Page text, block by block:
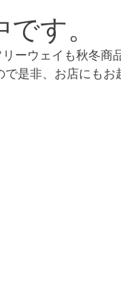
す。
ーウェイも秋冬商
是非、お店にもお